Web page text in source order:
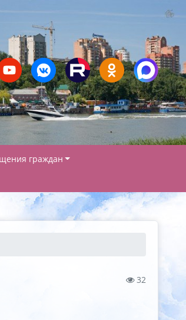
граждан
32